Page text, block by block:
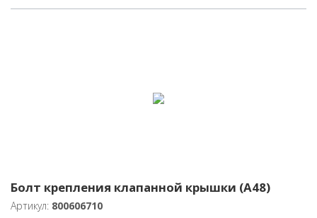
Болт крепления клапанной крышки (А48)
Артикул: 800606710